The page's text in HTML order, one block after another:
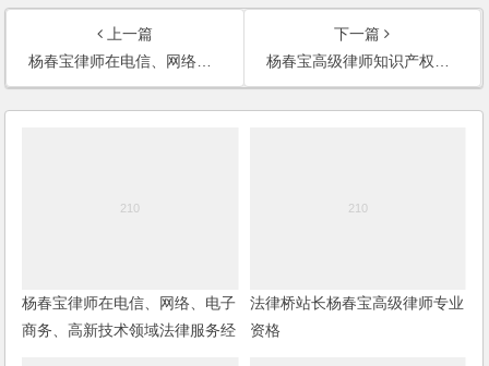
上一篇
杨春宝律师在电信、网络、电子商务、高新技术领域法律服务经验
下一篇
杨春宝高级律师知识产权综合法律服务范围
杨春宝律师在电信、网络、电子
商务、高新技术领域法律服务经
法律桥站长杨春宝高级律师专业
资格